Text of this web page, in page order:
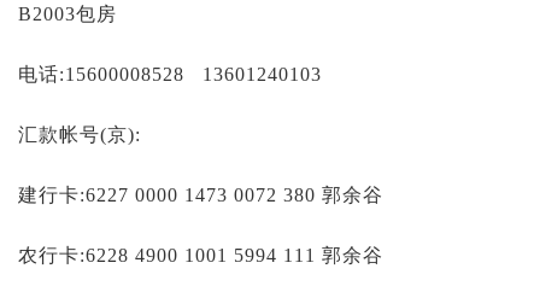
B2003包房
电话:15600008528 13601240103
汇款帐号(京):
建行卡:6227 0000 1473 0072 380 郭余谷
农行卡:6228 4900 1001 5994 111 郭余谷